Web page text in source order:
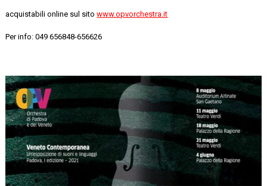
acquistabili online sul sitowww.opvorchestra.it
Per info: 049 656848-656626